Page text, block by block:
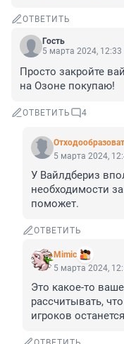
ОТВЕТИТЬ
Гость
5 марта 2024, 12:33
Просто закройте
на Озоне покупаю!
ОТВЕТИТЬ 4
5 марта 2024,
У Вайлдбериз
необходимости
поможет.
ОТВЕТИТЬ
Mimic
5 марта 2024,
Это какое-то
рассчитывать,
игроков